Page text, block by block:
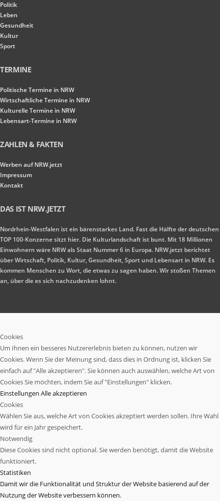
Politik
Leben
Gesundheit
Kultur
Sport
TERMINE
Politische Termine in NRW
Wirtschaftliche Termine in NRW
Kulturelle Termine in NRW
Lebensart-Termine in NRW
ZAHLEN & FAKTEN
Werben auf NRW.jetzt
Impressum
Kontakt
DAS IST NRW.JETZT
Nordrhein-Westfalen ist ein bärenstarkes Land. Fast die Hälfte der deutschen
TOP 100-Konzerne sitzt hier. Die Kulturlandschaft ist bunt. Mit 18 Millionen
Einwohnern wäre NRW als Staat Nummer 6 in Europa. NRW.jetzt berichtet
über Wirtschaft, Politik, Kultur, Gesundheit, Sport und Lebensart in NRW. Es
kommen Menschen zu Wort, die etwas zu sagen haben. Wir stoßen Themen
an, über die es sich nachzudenken lohnt.
Cookies
Um Ihnen ein besseres Nutzererlebnis bieten zu können, nutzen wir
Cookies. Wenn Sie der Meinung sind, dass dies in Ordnung ist, klicken Sie
einfach auf "Alle akzeptieren". Sie können auch auswählen, welche Art von
Cookies Sie möchten, indem Sie auf "Einstellungen" klicken.
Einstellungen Alle akzeptieren
Cookies
Wählen Sie aus, welche Art von Cookies akzeptiert werden sollen. Ihre Wahl
wird für ein Jahr gespeichert.
Notwendig
Diese Cookies sind nicht optional. Sie werden benötigt, damit die Website
funktioniert.
Statistiken
Damit wir die Funktionalität und Struktur der Website basierend auf der
Nutzung der Website verbessern können.